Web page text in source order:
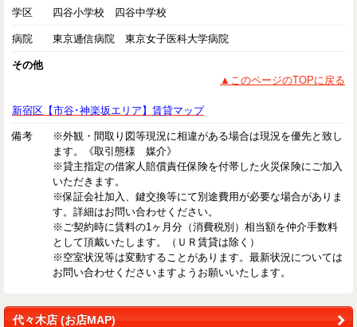
学区 四谷小学校 四谷中学校
病院 東京逓信病院 東京女子医科大学病院
その他
▲このページのTOPに戻る
新宿区【市谷･神楽坂エリア】賃貸マップ
備考
※外観・間取り図等現況に相違がある場合は現況を優先と致し
ます。《取引態様 媒介》
※貸主指定の借家人賠償責任保険を付帯した火災保険にご加入
いただきます。
※保証会社加入、鍵交換等にて別途費用が必要な場合がありま
す。詳細はお問い合わせください。
※ご契約時に賃料の1ヶ月分（消費税別）相当額を仲介手数料
として頂戴いたします。（ＵＲ賃貸は除く）
※空室状況等は変動することがあります。最新状況については
お問い合わせくださいますようお願いいたします。
代々木店 (お店MAP)